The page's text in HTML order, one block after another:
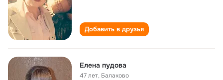
Добавить в друзья
Елена пудова
47 лет, Балаково